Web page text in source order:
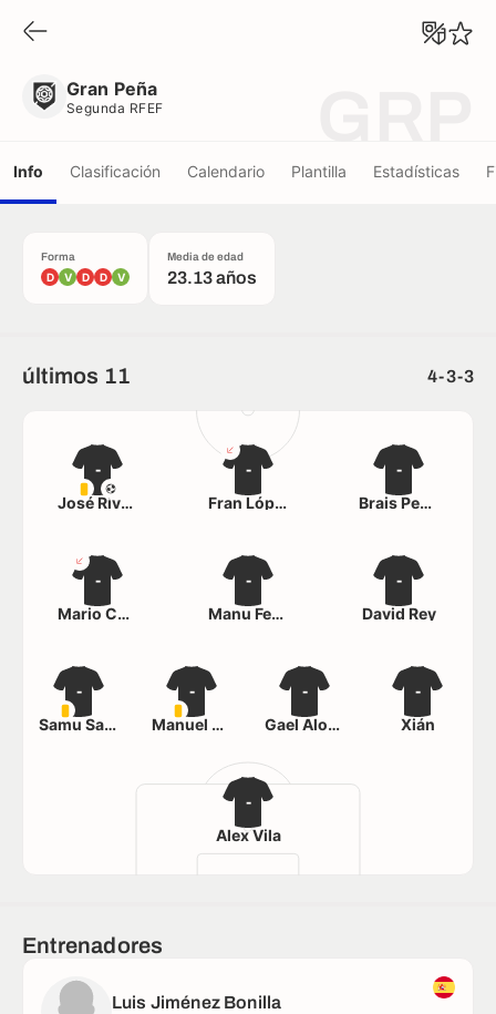
Gran Peña
Segunda RFEF
Info Clasificación Calendario Plantilla Estadísticas
Forma
D V D D V
Media de edad
23.13 años
últimos 11 4-3-3
-
Alex Vila
-
Samu Santos
-
Manuel Baltar
-
Gael Alonso
-
Xián
-
Mario Cantero
-
Manu Fernández
-
David Rey
-
José Rivera
-
Fran López
-
Brais Penela
Entrenadores
Luis Jiménez Bonilla